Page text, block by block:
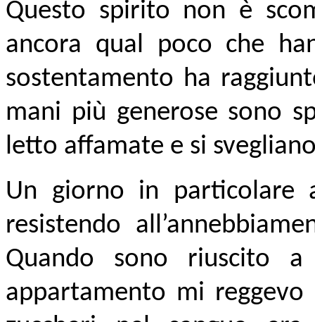
Questo spirito non è
ancora qual poco che
sostentamento ha
mani più generose sono
letto affamate e si
Un giorno in particolare
resistendo
Quando sono riuscito
appartamento mi